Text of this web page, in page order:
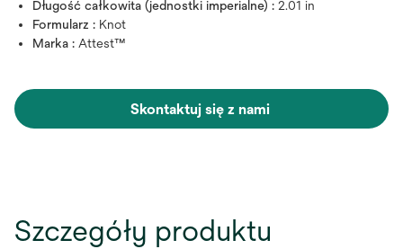
Długość całkowita (jednostki imperialne) : 2.01 in
Formularz : Knot
Marka : Attest™
Skontaktuj się z nami
Szczegóły produktu